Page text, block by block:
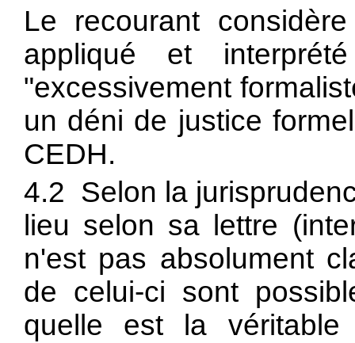
Le recourant
appliqué et
"excessivement
un déni de justice
CEDH.
4.2 Selon la
lieu selon sa lettre
n'est pas absolument
de celui-ci sont
quelle est la